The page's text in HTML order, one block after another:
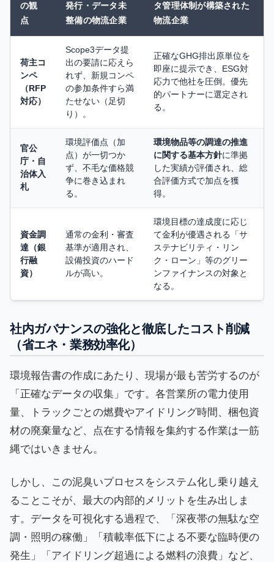
の観
点
発行・データ未
整備の物流企業
タ管理体制が構築された
物流企業
荷主コ
ンペ
（RFP
対応）
Scope3データ提
出の要請に応えら
れず、新規コンペ
の参加条件すら満
たせない（足切
り）。
正確なGHG排出原単位を
即座に提示でき、ESG対
応力で他社を圧倒。優先
的パートナーに選定され
る。
官公
庁・自
治体入
札
環境評価点（加
点）が一切つか
ず、不毛な価格競
争に巻き込まれ
る。
環境物品等の調達の推進
に関する基本方針に準拠
した実績が評価され、総
合評価方式で加点を獲
得。
資金調
達（銀
行融
資）
通常の金利・審査
基準が適用され、
設備投資のハード
ルが高い。
環境目標の達成度に応じ
て金利が優遇される「サ
ステナビリティ・リン
ク・ローン」等のグリー
ンファイナンスの対象と
なる。
社内ガバナンスの強化と徹底したコスト削減
（省エネ・業務効率化）
環境報告書の作成にあたり、現場が最も苦労するのが
「正確なデータの収集」です。各営業所の電力使用
量、トラックごとの燃費やアイドリング時間、梱包資
材の廃棄量など、点在する情報を集約する作業は一筋
縄ではいきません。
しかし、この泥臭いプロセスをシステム化し乗り越え
ることこそが、最大の内部的メリットを生み出しま
す。データを可視化する過程で、「深夜帯の無駄な空
調・照明の稼働」「積載率低下による不要な臨時便の
発生」「アイドリング超過による燃料の浪費」など、